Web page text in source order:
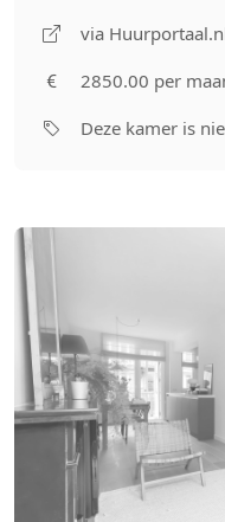
via
2850.00 per
Deze kamer is